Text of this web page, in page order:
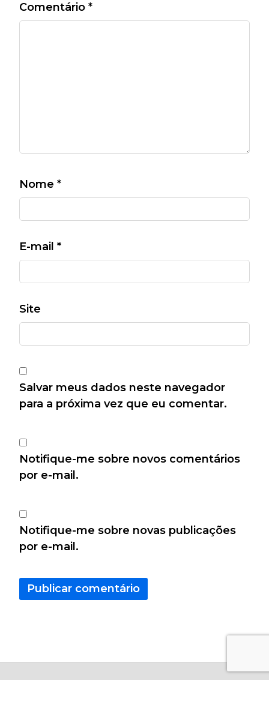
Comentário *
Nome *
E-mail *
Site
Salvar meus dados neste navegador
para a próxima vez que eu comentar.
Notifique-me sobre novos comentários
por e-mail.
Notifique-me sobre novas publicações
por e-mail.